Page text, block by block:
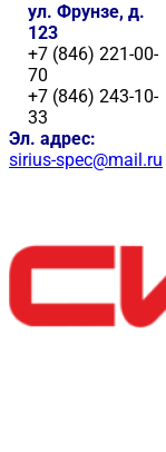
ул. Фрунзе, д.
123
+7 (846) 221-00-
70
+7 (846) 243-10-
33
Эл. адрес:
sirius-spec@mail.ru